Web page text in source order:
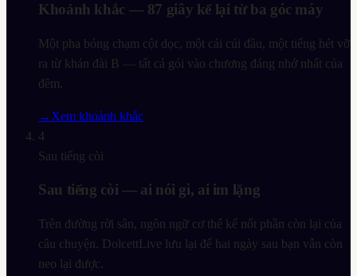
Khoảnh khắc — 87 giây kể lại từ ba góc máy
Một pha bóng chạm cột dọc, một cái cúi đầu, một tiếng hét vỡ
ra từ khán đài B — tất cả gói vào chương đáng nhớ nhất của
đêm.
→ Xem khoảnh khắc
4
Sau tiếng còi
Sau tiếng còi — ai nói gì, ai im lặng
Trên đường rời sân, ngôn ngữ cơ thể kể nốt phần còn lại của
câu chuyện. DolcettLive lưu lại để hai ngày sau bạn vẫn còn
neo lại được.